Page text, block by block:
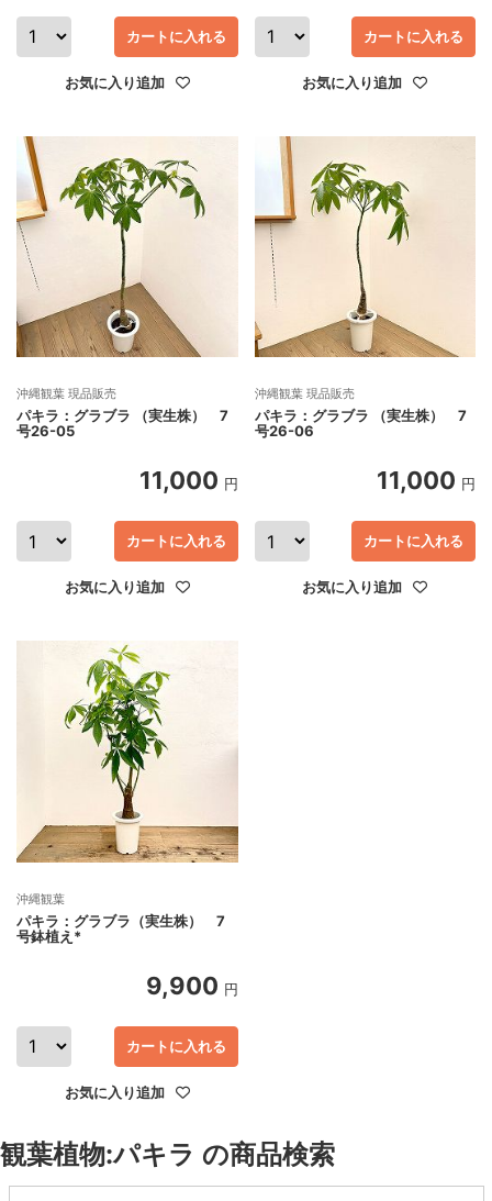
カートに入れる
お気に入り追加
カートに入れる
お気に入り追加
沖縄観葉 現品販売
パキラ：グラブラ （実生株） 7
号26-05
11,000 円
カートに入れる
お気に入り追加
沖縄観葉 現品販売
パキラ：グラブラ （実生株） 7
号26-06
11,000 円
カートに入れる
お気に入り追加
沖縄観葉
パキラ：グラブラ（実生株） 7
号鉢植え*
9,900 円
カートに入れる
お気に入り追加
観葉植物:パキラ の商品検索